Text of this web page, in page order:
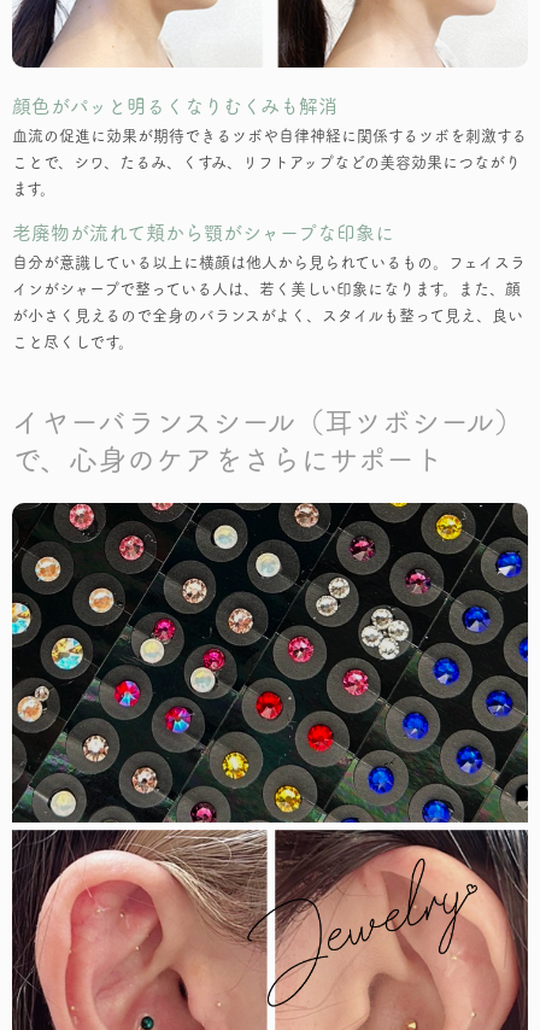
顔色がパッと明るくなりむくみも解消
血流の促進に効果が期待できるツボや自律神経に関係するツボを刺激する
ことで、シワ、たるみ、くすみ、リフトアップなどの美容効果につながり
ます。
老廃物が流れて頬から顎がシャープな印象に
自分が意識している以上に横顔は他人から見られているもの。フェイスラ
インがシャープで整っている人は、若く美しい印象になります。また、顔
が小さく見えるので全身のバランスがよく、スタイルも整って見え、良い
こと尽くしです。
イヤーバランスシール（耳ツボシール）
で、心身のケアをさらにサポート